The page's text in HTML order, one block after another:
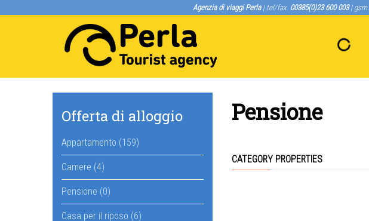
Agenzia di viaggi Perla| tel/fax. 00385(0)23 600 003| gsm.
Offerta di alloggio
Appartamento (159)
Camere (4)
Pensione (0)
Casa per il riposo (6)
Pensione
CATEGORY PROPERTIES